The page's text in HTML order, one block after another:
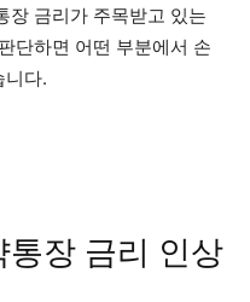
장 금리가 주목받고 있는
단하면 어떤 부분에서 손
니다.
장 금리 인상